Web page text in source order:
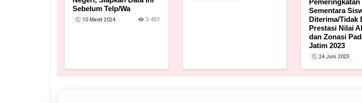
Sebelum Telp/Wa
10 Maret 2024 3.451
Pemeringkatan
Sementara
Diterima/Tidak
Prestasi Nilai
dan Zonasi
Jatim 2023
24 Juni 2023